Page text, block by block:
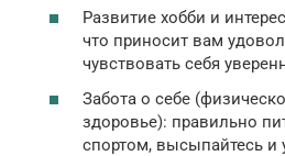
Развитие хобби и
что приносит вам
чувствовать себя
Забота о себе
здоровье): правильно
спортом, высыпайтесь и